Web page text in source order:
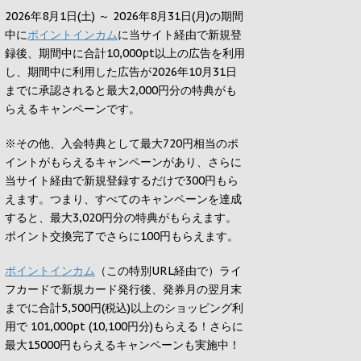
2026年8月1日(土) ～ 2026年8月31日(月)の期間
中にポイントインカムに当サイト経由で新規登
録後、期間中に合計10,000pt以上の広告を利用
し、期間中に利用した広告が2026年10月31日
までに承認されると最大2,000円分の特典がも
らえるキャンペーンです。
※その他、入会特典として最大720円相当のポ
イントがもらえるキャンペーンがあり、さらに
当サイト経由で新規登録するだけで300円もら
えます。つまり、すべてのキャンペーンを達成
すると、最大3,020円分の特典がもらえます。
ポイント交換完了でさらに100円もらえます。
ポイントインカム （この特別URL経由で）ライ
フカードで新規カード発行後、発券月の翌月末
までに合計5,500円(税込)以上のショッピング利
用で 101,000pt (10,100円分)もらえる！さらに
最大15000円もらえるキャンペーンも実施中！